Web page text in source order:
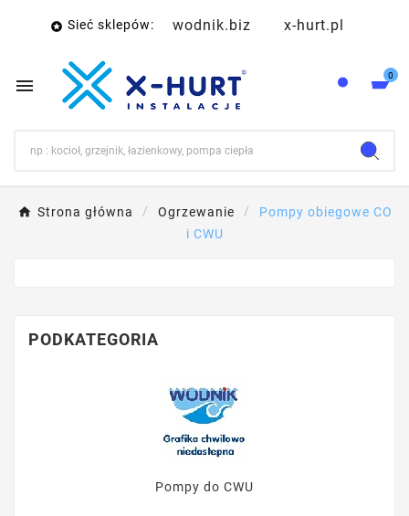
 Sieć sklepów: wodnik.biz x-hurt.pl
 0
Strona główna Ogrzewanie
Pompy obiegowe CO
i CWU
PODKATEGORIA
Pompy do CWU